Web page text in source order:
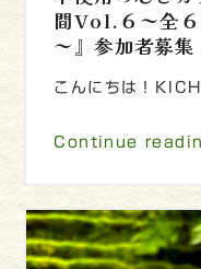
間Vol.６～全
～』参加者募集
こんにちは！
Continue